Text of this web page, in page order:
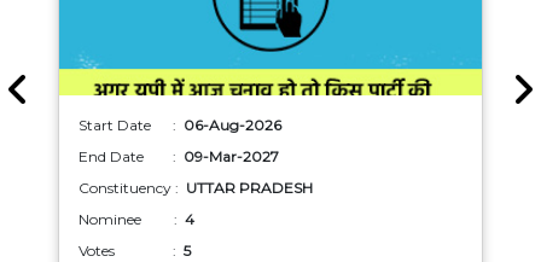
Start Date : 06-Aug-2026
End Date : 09-Mar-2027
Constituency : UTTAR PRADESH
Nominee : 4
Votes : 5